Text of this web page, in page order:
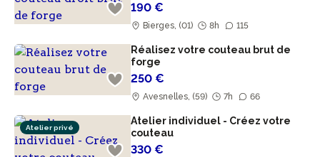
190 €
Bierges, (01) 8h 115
Réalisez votre couteau brut de
forge
250 €
Avesnelles, (59) 7h 66
Atelier privé
Atelier individuel - Créez votre
couteau
330 €